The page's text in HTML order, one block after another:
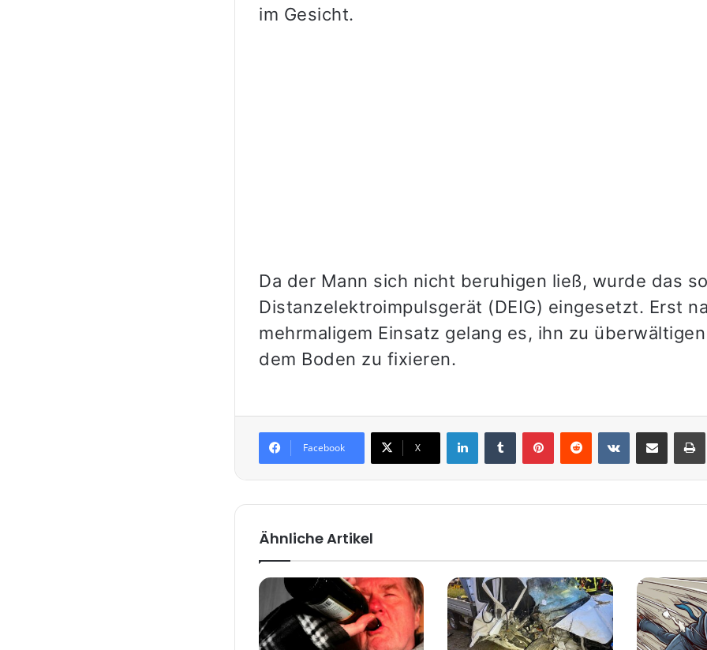
im Gesicht.
Da der Mann sich nicht beruhigen ließ, wurde das
Distanzelektroimpulsgerät (DEIG) eingesetzt. Erst
mehrmaligem Einsatz gelang es, ihn zu
dem Boden zu fixieren.
Facebook X
LinkedInTumblr PinterestReddit VKontakte
Teile per E-Mail
Ähnliche Artikel